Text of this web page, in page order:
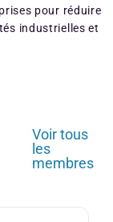
pour réduire
industrielles et
Voir tous
les
membres